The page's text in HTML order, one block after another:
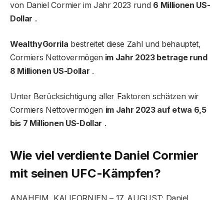
von Daniel Cormier im Jahr 2023 rund 6 Millionen US-
Dollar .
WealthyGorrila bestreitet diese Zahl und behauptet,
Cormiers Nettovermögen im Jahr 2023 betrage rund
8 Millionen US-Dollar .
Unter Berücksichtigung aller Faktoren schätzen wir
Cormiers Nettovermögen im Jahr 2023 auf etwa 6,5 ​​
bis 7 Millionen US-Dollar .
Wie viel verdiente Daniel Cormier
mit seinen UFC-Kämpfen?
ANAHEIM, KALIFORNIEN – 17. AUGUST: Daniel